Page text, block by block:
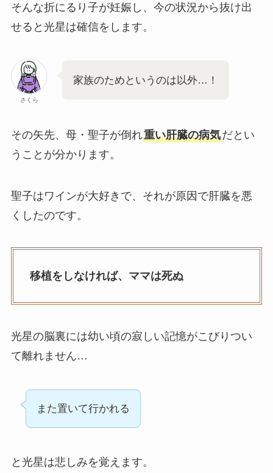
そんな折にるり子が妊娠し、今の状況から抜け出
せると光星は確信をします。
さくら
家族のためというのは以外…！
その矢先、母・聖子が倒れ重い肝臓の病気だとい
うことが分かります。
聖子はワインが大好きで、それが原因で肝臓を悪
くしたのです。
移植をしなければ、ママは死ぬ
光星の脳裏には幼い頃の寂しい記憶がこびりつい
て離れません…
また置いて行かれる
と光星は悲しみを覚えます。